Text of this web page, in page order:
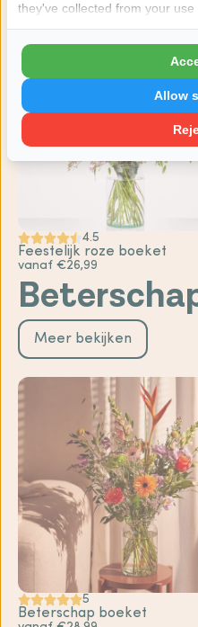
4.5
Feestelijk roze boeket
vanaf €26,99
Meer bekijken
5
Beterschap boeket
they've collected from your
Allow